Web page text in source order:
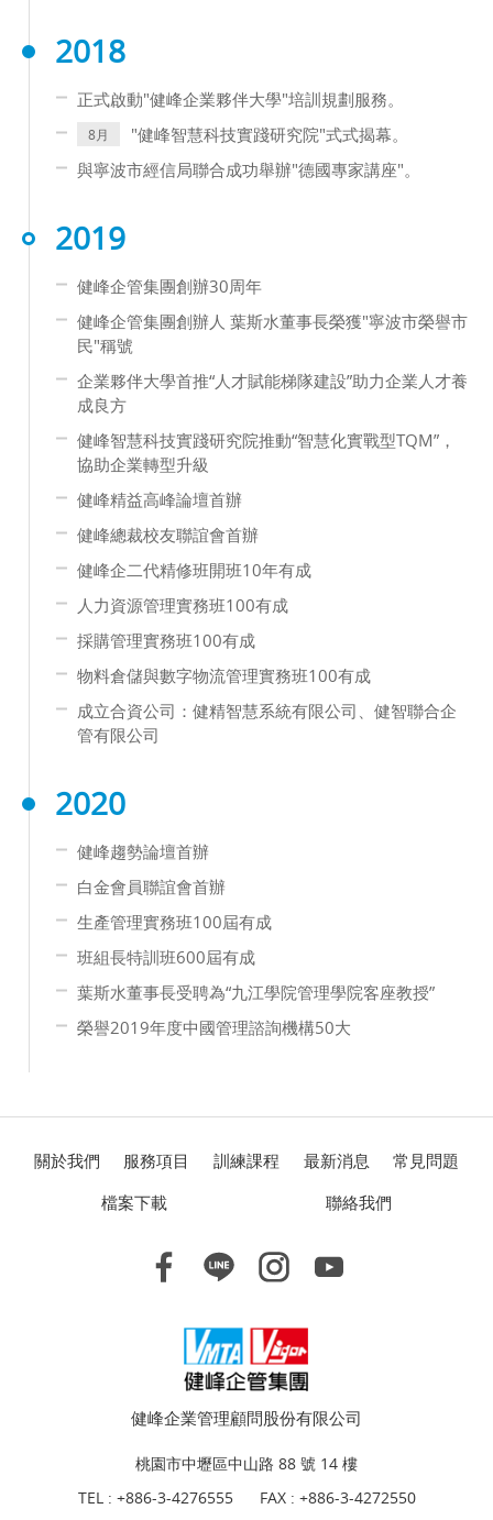
2018
正式啟動"健峰企業夥伴大學"培訓規劃服務。
8月
"健峰智慧科技實踐研究院"式式揭幕。
與寧波市經信局聯合成功舉辦"德國專家講座"。
2019
健峰企管集團創辦30周年
健峰企管集團創辦人 葉斯水董事長榮獲"寧波市榮譽市
民"稱號
企業夥伴大學首推“人才賦能梯隊建設”助力企業人才養
成良方
健峰智慧科技實踐研究院推動“智慧化實戰型TQM”，
協助企業轉型升級
健峰精益高峰論壇首辦
健峰總裁校友聯誼會首辦
健峰企二代精修班開班10年有成
人力資源管理實務班100有成
採購管理實務班100有成
物料倉儲與數字物流管理實務班100有成
成立合資公司：健精智慧系統有限公司、健智聯合企
管有限公司
2020
健峰趨勢論壇首辦
白金會員聯誼會首辦
生產管理實務班100屆有成
班組長特訓班600屆有成
葉斯水董事長受聘為“九江學院管理學院客座教授”
榮譽2019年度中國管理諮詢機構50大
關於我們 服務項目 訓練課程 最新消息
常見問題
檔案下載
聯絡我們
健峰企業管理顧問股份有限公司
桃園市中壢區中山路 88 號 14 樓
TEL : +886-3-4276555
FAX : +886-3-4272550